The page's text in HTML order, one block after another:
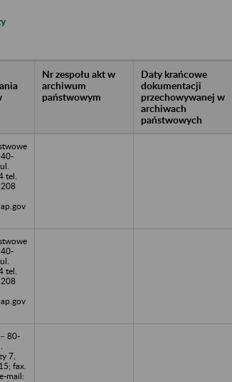
Nr zespołu akt w
archiwum
państwowym
Daty krańcowe
dokumentacji
przechowywanej w
archiwach
państwowych
tel.
tel.
80-
7,
fax.
mail: